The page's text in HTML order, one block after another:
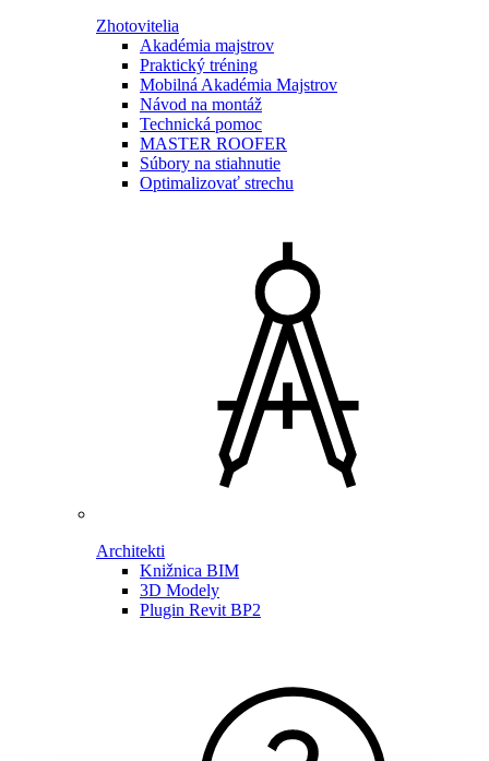
Zhotovitelia
Akadémia majstrov
Praktický tréning
Mobilná Akadémia Majstrov
Návod na montáž
Technická pomoc
MASTER ROOFER
Súbory na stiahnutie
Optimalizovať strechu
Architekti
Knižnica BIM
3D Modely
Plugin Revit BP2